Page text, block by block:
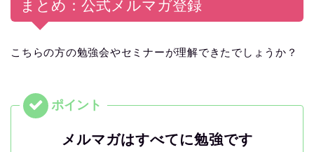
まとめ：公式メルマガ登録
こちらの方の勉強会やセミナーが理解できたでしょうか？
メルマガはすべてに勉強です